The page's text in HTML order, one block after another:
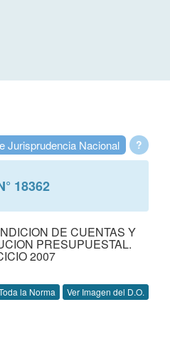
?
Jurisprudencia Nacional
18362
DE CUENTAS Y
PRESUPUESTAL.
2007
la Norma Ver Imagen del D.O.